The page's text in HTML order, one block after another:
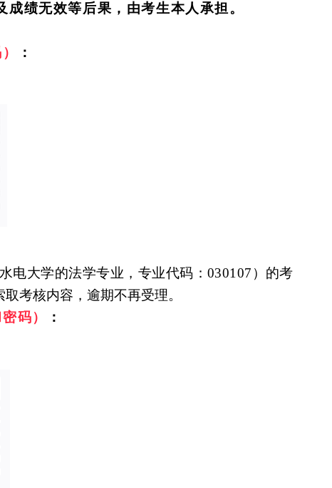
绩无效等后果，由考生本人承担。
：
电大学的法学专业，专业代码： 030107） 的考
取考核内容 ，逾期不再受理。
码） ：